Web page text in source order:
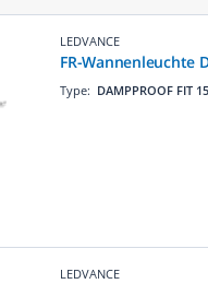
LEDVANCE
FR-Wannenleuchte
Type: DAMPPROOF FIT
LEDVANCE